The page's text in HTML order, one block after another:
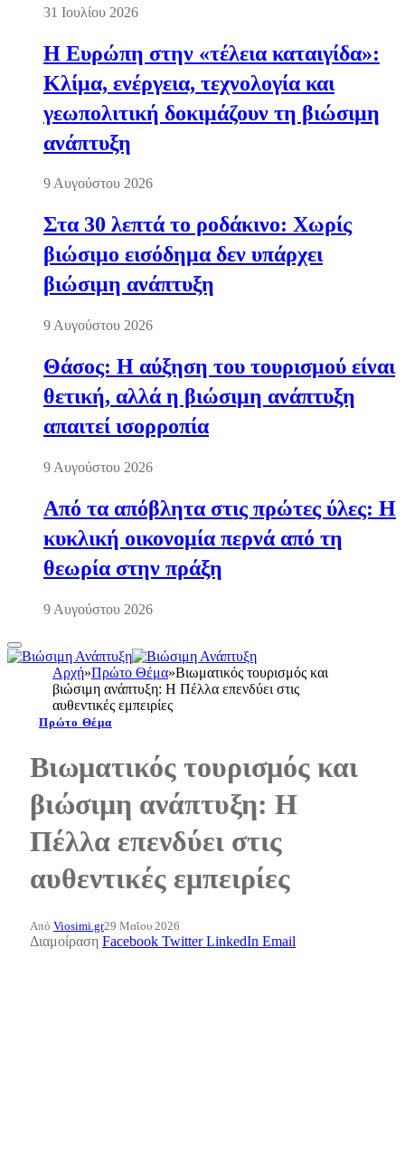
31 Ιουλίου 2026
Η Ευρώπη στην «τέλεια καταιγίδα»:
Κλίμα, ενέργεια, τεχνολογία και
γεωπολιτική δοκιμάζουν τη βιώσιμη
ανάπτυξη
9 Αυγούστου 2026
Στα 30 λεπτά το ροδάκινο: Χωρίς
βιώσιμο εισόδημα δεν υπάρχει
βιώσιμη ανάπτυξη
9 Αυγούστου 2026
Θάσος: Η αύξηση του τουρισμού είναι
θετική, αλλά η βιώσιμη ανάπτυξη
απαιτεί ισορροπία
9 Αυγούστου 2026
Από τα απόβλητα στις πρώτες ύλες: Η
κυκλική οικονομία περνά από τη
θεωρία στην πράξη
9 Αυγούστου 2026
Αρχή»Πρώτο Θέμα»Βιωματικός τουρισμός και
βιώσιμη ανάπτυξη: Η Πέλλα επενδύει στις
αυθεντικές εμπειρίες
Πρώτο Θέμα
Βιωματικός τουρισμός και
βιώσιμη ανάπτυξη: Η
Πέλλα επενδύει στις
αυθεντικές εμπειρίες
Από Viosimi.gr29 Μαΐου 2026
Διαμοίραση Facebook Twitter LinkedIn Email